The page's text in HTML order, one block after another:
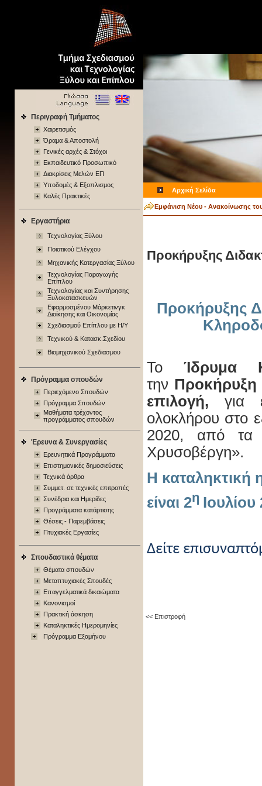
Περιγραφή Τμήματος
Χαιρετισμός
Όραμα & Αποστολή
Γενικές αρχές & Στόχοι
Εκπαιδευτικό Προσωπικό
Διακρίσεις Μελών ΕΠ
Υποδομές & Εξοπλισμος
Καλές Πρακτικές
Εργαστήρια
Τεχνολογίας Ξύλου
Ποιοτικού Ελέγχου
Μηχανικής Κατεργασίας Ξύλου
Τεχνολογίας Παραγωγής
Επίπλου
Τεχνολογίας και Συντήρησης
Ξυλοκατασκευών
Εφαρμοσμένου Μάρκετινγκ
Διοίκησης και Οικονομίας
Σχεδιασμού Επίπλου με Η/Υ
Τεχνικού & Κατασκ.Σχεδίου
Βιομηχανικού Σχεδιασμου
Πρόγραμμα σπουδών
Περιεχόμενo Σπουδών
Πρόγραμμα Σπουδών
Μαθήματα τρέχοντος
προγράμματος σπουδών
Έρευνα & Συνεργασίες
Ερευνητικά Προγράμματα
Επιστημονικές δημοσιεύσεις
Τεχνικά άρθρα
Συμμετ. σε τεχνικές επιτροπές
Συνέδρια και Ημερίδες
Προγράμματα κατάρτισης
Θέσεις - Παρεμβάσεις
Πτυχιακές Εργασίες
Σπουδαστικά θέματα
Θέματα σπουδών
Μεταπτυχιακές Σπουδές
Επαγγελματικά δικαιώματα
Κανονισμοί
Πρακτική άσκηση
Καταληκτικές Ημερομηνίες
Πρόγραμμα Εξαμήνου
Αρχική Σελίδα
Εμφάνιση Νέου - Ανακοίνωσης
Προκήρυξης
Προκήρυξης
Το Ίδρυμα
την
επιλογή, για
ολοκλήρου στο
2020, από τα
Χρυσοβέργη».
Η καταληκτική
είναι 2η Ιουλίου
Δείτε
<< Επιστροφή